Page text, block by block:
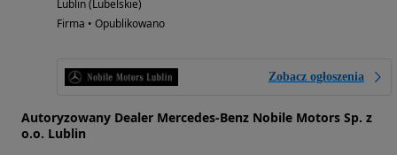
Lublin (Lubelskie)
Firma • Opublikowano
Zobacz ogłoszenia
Autoryzowany Dealer Mercedes-Benz Nobile Motors Sp. z
o.o. Lublin